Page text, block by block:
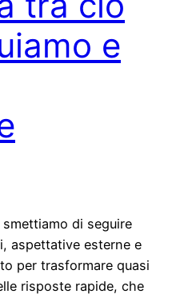
e
di seguire
aspettative esterne e
per trasformare quasi
risposte rapide, che